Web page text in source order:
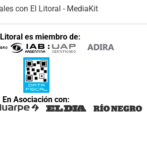
con El Litoral - MediaKit
es miembro de:
En Asociación con: